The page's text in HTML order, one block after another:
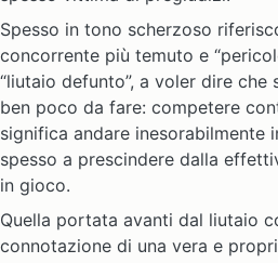
Spesso in tono scherzoso
concorrente più temuto e
“liutaio defunto”, a voler dire che
ben poco da fare: competere
significa andare inesorabilmente
spesso a prescindere dalla
in gioco.
Quella portata avanti dal liutaio
connotazione di una vera e